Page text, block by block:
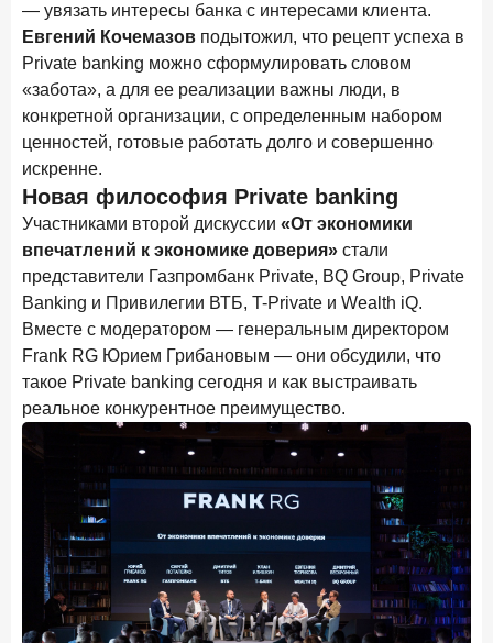
— увязать интересы банка с интересами клиента.
Евгений Кочемазов подытожил, что рецепт успеха в
Private banking можно сформулировать словом
«забота», а для ее реализации важны люди, в
конкретной организации, с определенным набором
ценностей, готовые работать долго и совершенно
искренне.
Новая философия Private banking
Участниками второй дискуссии «От экономики
впечатлений к экономике доверия» стали
представители Газпромбанк Private, BQ Group, Private
Banking и Привилегии ВТБ, T-Private и Wealth iQ.
Вместе с модератором — генеральным директором
Frank RG Юрием Грибановым — они обсудили, что
такое Private banking сегодня и как выстраивать
реальное конкурентное преимущество.